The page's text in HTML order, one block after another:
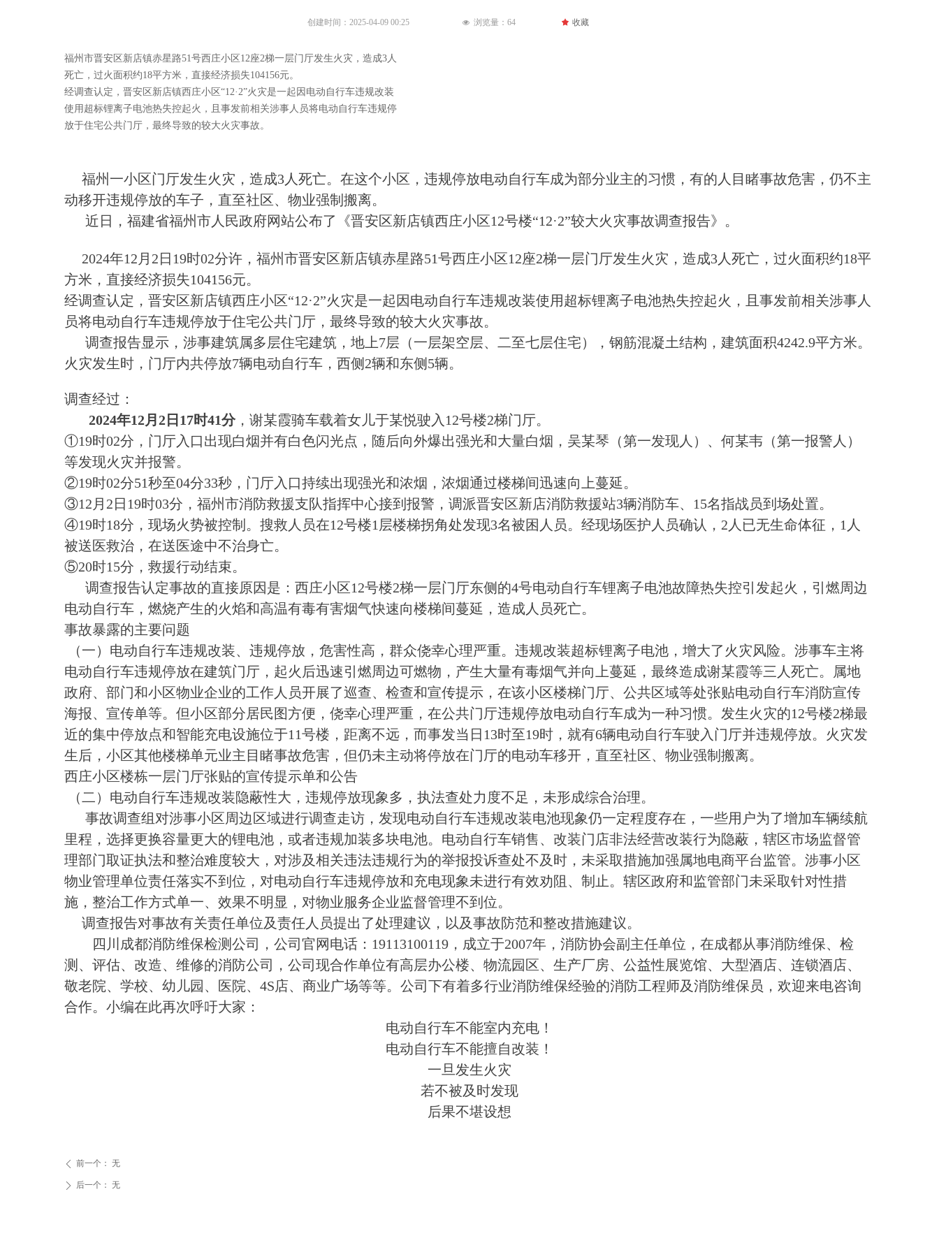
福州一小区门厅发生火灾，造成3人死亡。在这个小区，违规停放电动自行车成为部分业主的习惯，有的人目睹事故危害，仍不主
动移开违规停放的车子，直至社区、物业强制搬离。
近日，福建省福州市人民政府网站公布了《晋安区新店镇西庄小区12号楼“12·2”较大火灾事故调查报告》。
2024年12月2日19时02分许，福州市晋安区新店镇赤星路51号西庄小区12座2梯一层门厅发生火灾，造成3人死亡，过火面积约18平
方米，直接经济损失104156元。
经调查认定，晋安区新店镇西庄小区“12·2”火灾是一起因电动自行车违规改装使用超标锂离子电池热失控起火，且事发前相关涉事人
员将电动自行车违规停放于住宅公共门厅，最终导致的较大火灾事故。
调查报告显示，涉事建筑属多层住宅建筑，地上7层（一层架空层、二至七层住宅），钢筋混凝土结构，建筑面积4242.9平方米。
火灾发生时，门厅内共停放7辆电动自行车，西侧2辆和东侧5辆。
调查经过：
2024年12月2日17时41分，谢某霞骑车载着女儿于某悦驶入12号楼2梯门厅。
①19时02分，门厅入口出现白烟并有白色闪光点，随后向外爆出强光和大量白烟，吴某琴（第一发现人）、何某韦（第一报警人）
等发现火灾并报警。
②19时02分51秒至04分33秒，门厅入口持续出现强光和浓烟，浓烟通过楼梯间迅速向上蔓延。
③12月2日19时03分，福州市消防救援支队指挥中心接到报警，调派晋安区新店消防救援站3辆消防车、15名指战员到场处置。
④19时18分，现场火势被控制。搜救人员在12号楼1层楼梯拐角处发现3名被困人员。经现场医护人员确认，2人已无生命体征，1人
被送医救治，在送医途中不治身亡。
⑤20时15分，救援行动结束。
调查报告认定事故的直接原因是：西庄小区12号楼2梯一层门厅东侧的4号电动自行车锂离子电池故障热失控引发起火，引燃周边
电动自行车，燃烧产生的火焰和高温有毒有害烟气快速向楼梯间蔓延，造成人员死亡。
事故暴露的主要问题
（一）电动自行车违规改装、违规停放，危害性高，群众侥幸心理严重。违规改装超标锂离子电池，增大了火灾风险。涉事车主将
电动自行车违规停放在建筑门厅，起火后迅速引燃周边可燃物，产生大量有毒烟气并向上蔓延，最终造成谢某霞等三人死亡。属地
政府、部门和小区物业企业的工作人员开展了巡查、检查和宣传提示，在该小区楼梯门厅、公共区域等处张贴电动自行车消防宣传
海报、宣传单等。但小区部分居民图方便，侥幸心理严重，在公共门厅违规停放电动自行车成为一种习惯。发生火灾的12号楼2梯最
近的集中停放点和智能充电设施位于11号楼，距离不远，而事发当日13时至19时，就有6辆电动自行车驶入门厅并违规停放。火灾发
生后，小区其他楼梯单元业主目睹事故危害，但仍未主动将停放在门厅的电动车移开，直至社区、物业强制搬离。
西庄小区楼栋一层门厅张贴的宣传提示单和公告
（二）电动自行车违规改装隐蔽性大，违规停放现象多，执法查处力度不足，未形成综合治理。
事故调查组对涉事小区周边区域进行调查走访，发现电动自行车违规改装电池现象仍一定程度存在，一些用户为了增加车辆续航
里程，选择更换容量更大的锂电池，或者违规加装多块电池。电动自行车销售、改装门店非法经营改装行为隐蔽，辖区市场监督管
理部门取证执法和整治难度较大，对涉及相关违法违规行为的举报投诉查处不及时，未采取措施加强属地电商平台监管。涉事小区
物业管理单位责任落实不到位，对电动自行车违规停放和充电现象未进行有效劝阻、制止。辖区政府和监管部门未采取针对性措
施，整治工作方式单一、效果不明显，对物业服务企业监督管理不到位。
调查报告对事故有关责任单位及责任人员提出了处理建议，以及事故防范和整改措施建议。
四川成都消防维保检测公司，公司官网电话：19113100119，成立于2007年，消防协会副主任单位，在成都从事消防维保、检
测、评估、改造、维修的消防公司，公司现合作单位有高层办公楼、物流园区、生产厂房、公益性展览馆、大型酒店、连锁酒店、
敬老院、学校、幼儿园、医院、4S店、商业广场等等。公司下有着多行业消防维保经验的消防工程师及消防维保员，欢迎来电咨询
合作。小编在此再次呼吁大家：
电动自行车不能室内充电！
电动自行车不能擅自改装！
一旦发生火灾
若不被及时发现
后果不堪设想
福州市晋安区新店镇赤星路51号西庄小区12座2梯一层门厅发生火灾，造成3人
死亡，过火面积约18平方米，直接经济损失104156元。
经调查认定，晋安区新店镇西庄小区“12·2”火灾是一起因电动自行车违规改装
使用超标锂离子电池热失控起火，且事发前相关涉事人员将电动自行车违规停
放于住宅公共门厅，最终导致的较大火灾事故。
넶 浏览量： 64 끄 收藏
创建时间： 2025-04-09 00:25
ꄴ 前一个： 无
ꄲ 后一个： 无